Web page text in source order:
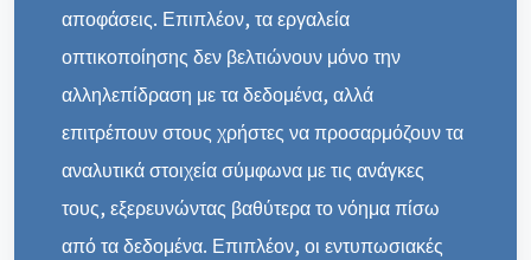
αποφάσεις. Επιπλέον, τα εργαλεία
οπτικοποίησης δεν βελτιώνουν μόνο την
αλληλεπίδραση με τα δεδομένα, αλλά
επιτρέπουν στους χρήστες να προσαρμόζουν τα
αναλυτικά στοιχεία σύμφωνα με τις ανάγκες
τους, εξερευνώντας βαθύτερα το νόημα πίσω
από τα δεδομένα. Επιπλέον, οι εντυπωσιακές